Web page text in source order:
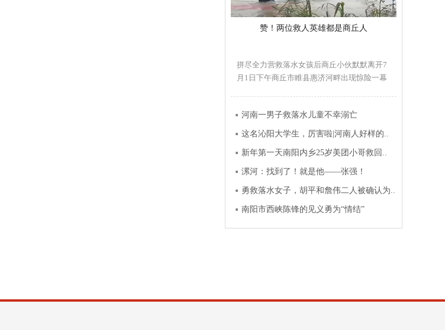
赞！两位救人英雄都是商丘人
拼尽全力营救落水女孩后商丘小伙默默离开7
月1日下午商丘市睢县惠济河畔出现惊险一幕
河南一男子救落水儿童不幸溺亡
这名沁阳大学生，厉害啦|河南人好样的..
新年第一天南阳内乡25岁美团小哥救回..
漯河：找到了！就是他——张强！
勇救落水女子，胡平和詹伟二人被确认为..
南阳市西峡陈锋的见义勇为“情结”